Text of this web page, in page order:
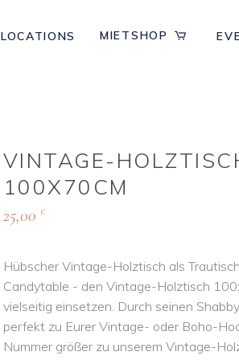
LOCATIONS MIETSHOP
VINTAGE-
100X70CM
25,00 €
Hübscher Vintage-Holztisch als
Candytable - den Vintage-Holztisch
vielseitig einsetzen. Durch seinen
perfekt zu Eurer Vintage- oder Boho-
Nummer größer zu unserem Vintage-